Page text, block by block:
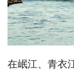
在岷江、青衣